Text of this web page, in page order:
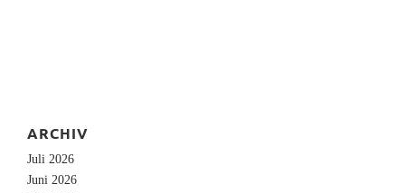
ARCHIV
Juli 2026
Juni 2026